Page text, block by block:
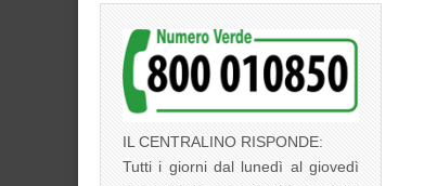
IL CENTRALINO RISPONDE:
Tutti i giorni dal lunedì al giovedì